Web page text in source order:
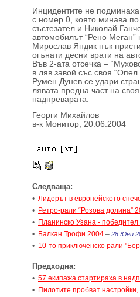
Инцидентите не
с номер 0, която минава
състезател и Николай
автомобилът “Рено
Мирослав Яндик пък
огънати десни врати на
Във 2-ата отсечка –
в ляв завой със своя
Румен Дунев се удари
лявата предна част на
надпреварата.
Георги Михайлов
в-к Монитор, 20.06.2004
Следваща:
• Лидерът в европейското
• Ретро-рали “Розова долина”
• Планинско Узана -
• Балкан Трофи 2004 – 28 Юни
• 10-то приключенско рали
Предходна:
• 57 екипажа стартираха в
• Пилотите пробват